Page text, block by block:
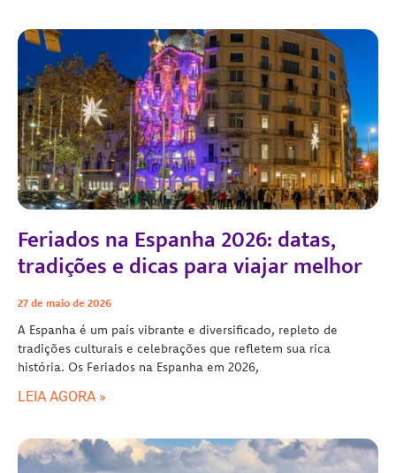
Feriados na Espanha 2026: datas,
tradições e dicas para viajar melhor
27 de maio de 2026
A Espanha é um país vibrante e diversificado, repleto de
tradições culturais e celebrações que refletem sua rica
história. Os Feriados na Espanha em 2026,
LEIA AGORA »